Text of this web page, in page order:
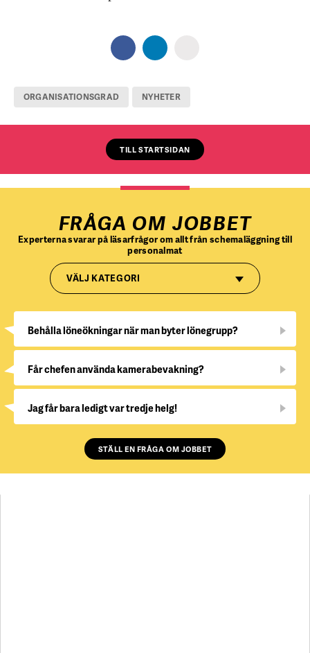
ORGANISATIONSGRAD NYHETER
TILL STARTSIDAN
FRÅGA OM JOBBET
Experterna svarar på läsarfrågor om allt från schemaläggning till
personalmat
VÄLJ KATEGORI
Behålla löneökningar när man byter lönegrupp?
Får chefen använda kamerabevakning?
Jag får bara ledigt var tredje helg!
STÄLL EN FRÅGA OM JOBBET